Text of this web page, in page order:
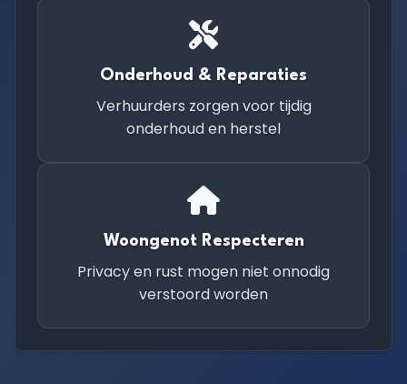
Onderhoud & Reparaties
Verhuurders zorgen voor tijdig
onderhoud en herstel
Woongenot Respecteren
Privacy en rust mogen niet onnodig
verstoord worden